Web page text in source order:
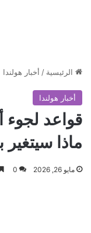
الرئيسية / أخبار هولندا
أخبار هولندا
قواعد لجوء
ماذا سيتغير بعد 12
مايو 26, 2026 0